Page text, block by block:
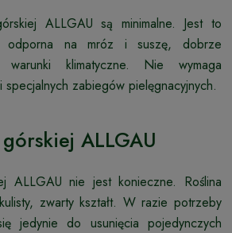
ALLGAU są minimalne. Jest to
odporna na mróz i suszę, dobrze
warunki klimatyczne. Nie wymaga
specjalnych zabiegów pielęgnacyjnych.
ALLGAU
ALLGAU nie jest konieczne. Roślina
zwarty kształt. W razie potrzeby
jedynie do usunięcia pojedynczych